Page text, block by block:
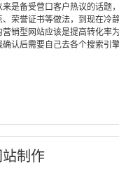
是备受营口客户热议的话题
、荣誉证书等做法，到现在冷
销型网站应该是提高转化率
认后需要自己去各个搜索引
制作